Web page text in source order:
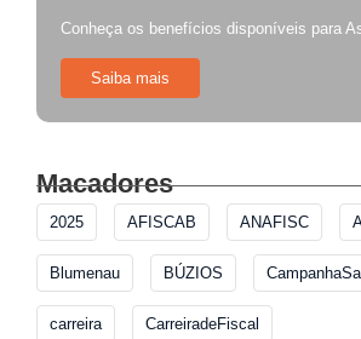
Conheça os benefícios disponíveis para
Saiba mais
Macadores
2025 AFISCAB ANAFISC
Blumenau BÚZIOS
carreira CarreiradeFiscal